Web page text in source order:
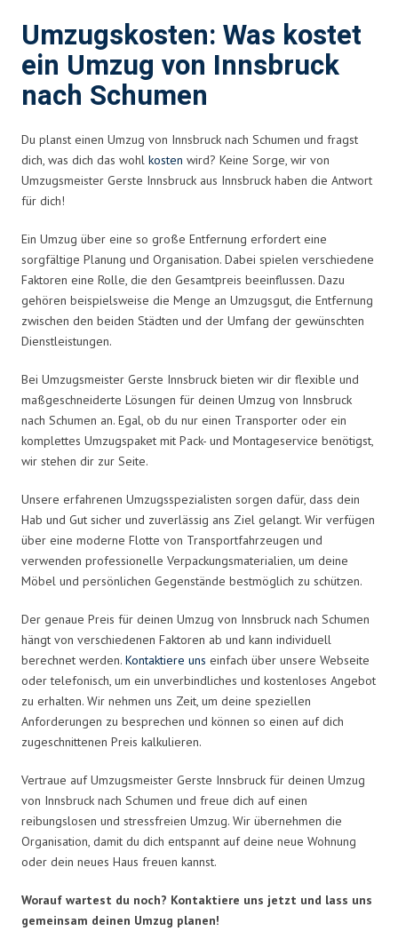
Umzugskosten: Was kostet
ein Umzug von Innsbruck
nach Schumen
Du planst einen Umzug von Innsbruck nach Schumen und fragst
dich, was dich das wohl kosten wird? Keine Sorge, wir von
Umzugsmeister Gerste Innsbruck aus Innsbruck haben die Antwort
für dich!
Ein Umzug über eine so große Entfernung erfordert eine
sorgfältige Planung und Organisation. Dabei spielen verschiedene
Faktoren eine Rolle, die den Gesamtpreis beeinflussen. Dazu
gehören beispielsweise die Menge an Umzugsgut, die Entfernung
zwischen den beiden Städten und der Umfang der gewünschten
Dienstleistungen.
Bei Umzugsmeister Gerste Innsbruck bieten wir dir flexible und
maßgeschneiderte Lösungen für deinen Umzug von Innsbruck
nach Schumen an. Egal, ob du nur einen Transporter oder ein
komplettes Umzugspaket mit Pack- und Montageservice benötigst,
wir stehen dir zur Seite.
Unsere erfahrenen Umzugsspezialisten sorgen dafür, dass dein
Hab und Gut sicher und zuverlässig ans Ziel gelangt. Wir verfügen
über eine moderne Flotte von Transportfahrzeugen und
verwenden professionelle Verpackungsmaterialien, um deine
Möbel und persönlichen Gegenstände bestmöglich zu schützen.
Der genaue Preis für deinen Umzug von Innsbruck nach Schumen
hängt von verschiedenen Faktoren ab und kann individuell
berechnet werden. Kontaktiere uns einfach über unsere Webseite
oder telefonisch, um ein unverbindliches und kostenloses Angebot
zu erhalten. Wir nehmen uns Zeit, um deine speziellen
Anforderungen zu besprechen und können so einen auf dich
zugeschnittenen Preis kalkulieren.
Vertraue auf Umzugsmeister Gerste Innsbruck für deinen Umzug
von Innsbruck nach Schumen und freue dich auf einen
reibungslosen und stressfreien Umzug. Wir übernehmen die
Organisation, damit du dich entspannt auf deine neue Wohnung
oder dein neues Haus freuen kannst.
Worauf wartest du noch? Kontaktiere uns jetzt und lass uns
gemeinsam deinen Umzug planen!